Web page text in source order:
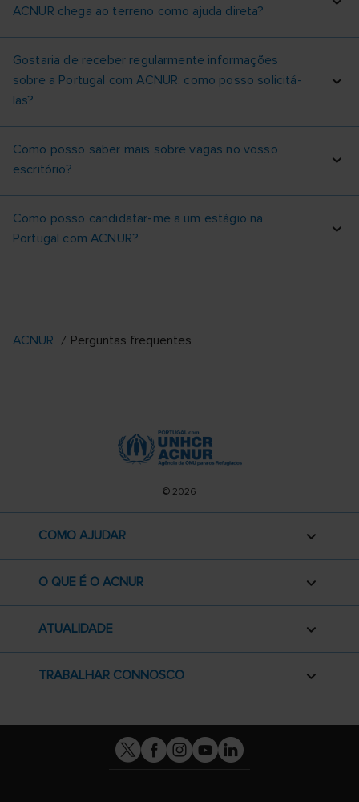
ACNUR chega ao terreno como ajuda direta?
Gostaria de receber regularmente informações
sobre a Portugal com ACNUR: como posso solicitá-
las?
Como posso saber mais sobre vagas no vosso
escritório?
Como posso candidatar-me a um estágio na
Portugal com ACNUR?
ACNUR Perguntas frequentes
© 2026
COMO AJUDAR
O QUE É O ACNUR
ATUALIDADE
TRABALHAR CONNOSCO